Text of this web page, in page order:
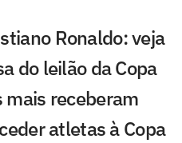
Ronaldo: veja
do leilão da Copa
mais receberam
atletas à Copa